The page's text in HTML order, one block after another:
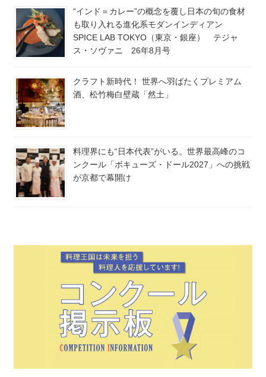
“インド＝カレー”の概念を覆し日本の旬の食材
も取り入れる進化系モダンインディアン
SPICE LAB TOKYO（東京・銀座） テジャ
ス・ソヴァニ 26年8月号
クラフト新時代！ 世界へ羽ばたくプレミアム
酒、松竹梅白壁蔵「然土」
料理界にも“日本代表”がいる。世界最高峰のコ
ンクール「ボキューズ・ドール2027」への挑戦
が京都で幕開け